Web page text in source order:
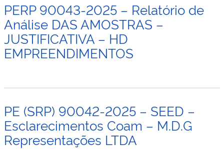
PERP 90043-2025 – Relatório de
Análise DAS AMOSTRAS –
JUSTIFICATIVA – HD
EMPREENDIMENTOS
PE (SRP) 90042-2025 – SEED –
Esclarecimentos Coam – M.D.G
Representações LTDA